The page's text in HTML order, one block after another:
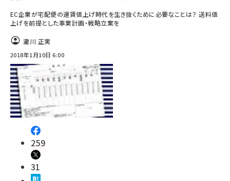
EC企業が宅配便の運賃値上げ時代を生き抜くために必要なことは？ 送料値
上げを前提とした事業計画・戦略立案を
瀧川 正実
2018年1月10日 6:00
259
31